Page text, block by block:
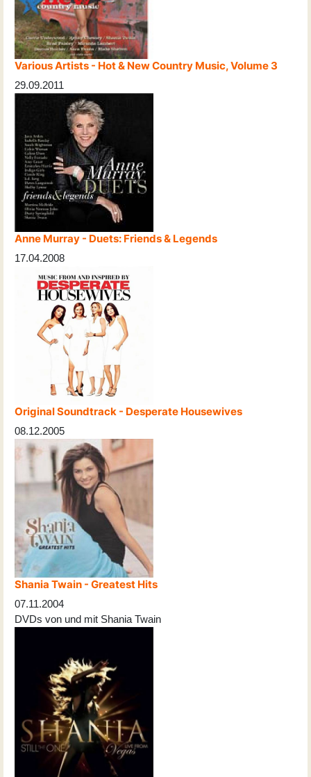
Various Artists - Hot & New Country Music, Volume 3
29.09.2011
Anne Murray - Duets: Friends & Legends
17.04.2008
Original Soundtrack - Desperate Housewives
08.12.2005
Shania Twain - Greatest Hits
07.11.2004
DVDs von und mit Shania Twain